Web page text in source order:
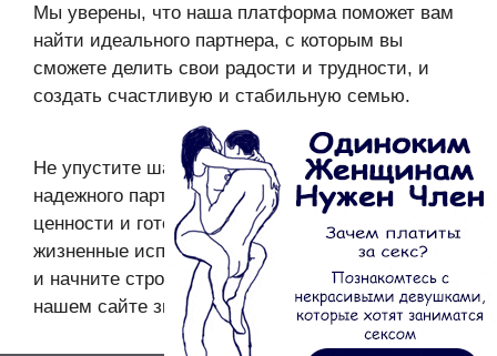
Мы уверены, что наша платформа поможет вам
найти идеального партнера, с которым вы
сможете делить свои радости и трудности, и
создать счастливую и стабильную семью.
Не упустите шанс найти настоящую любовь и
надежного партнера, который разделяет ваши
ценности и готов пройти с вами сквозь все
жизненные испытания. Регистрируйтесь сейчас
и начните строить счастливое будущее на
нашем сайте знакомств!